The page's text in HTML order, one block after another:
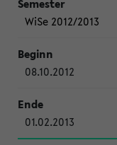
WiSe 2012/2013
08.10.2012
01.02.2013